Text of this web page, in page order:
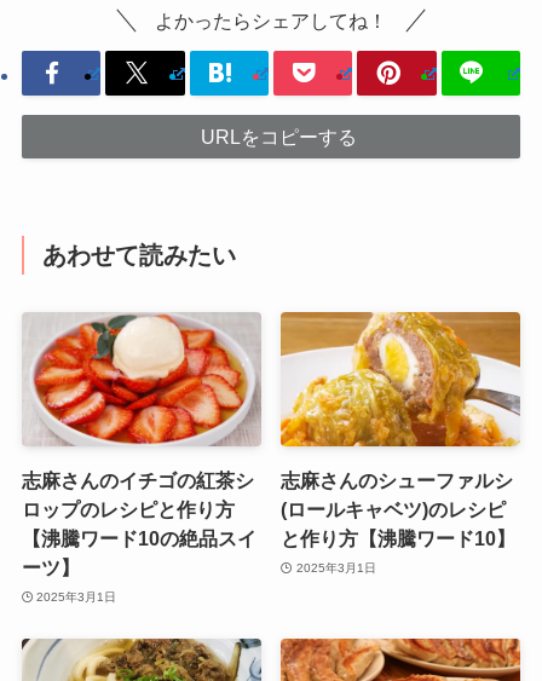
よかったらシェアしてね！
URLをコピーする
あわせて読みたい
志麻さんのイチゴの紅茶シ
ロップのレシピと作り方
【沸騰ワード10の絶品スイ
ーツ】
2025年3月1日
志麻さんのシューファルシ
(ロールキャベツ)のレシピ
と作り方【沸騰ワード10】
2025年3月1日